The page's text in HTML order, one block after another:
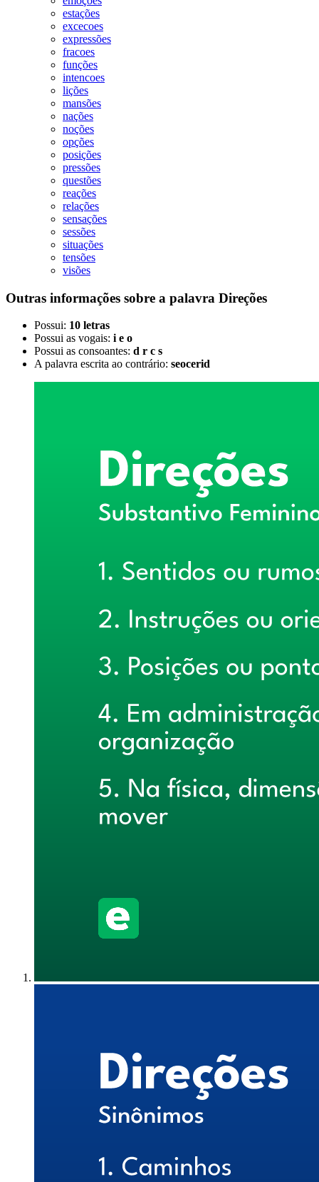
estações
excecoes
expressões
fracoes
funções
intencoes
lições
mansões
nações
noções
opções
posições
pressões
questões
reações
relações
sensações
sessões
situações
tensões
visões
Outras informações sobre a palavra Direções
Possui: 10 letras
Possui as vogais: i e o
Possui as consoantes: d r c s
A palavra escrita ao contrário: seocerid